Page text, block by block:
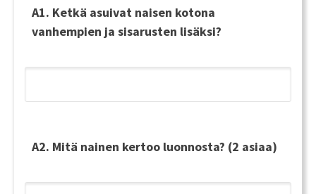
A1. Ketkä asuivat naisen kotona
vanhempien ja sisarusten lisäksi?
A2. Mitä nainen kertoo luonnosta? (2 asiaa)